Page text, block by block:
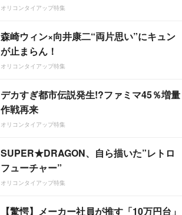
オリコンタイアップ特集
森崎ウィン×向井康二“両片思い”にキュン
が止まらん！
オリコンタイアップ特集
デカすぎ都市伝説発生!?ファミマ45％増量
作戦再来
オリコンタイアップ特集
SUPER★DRAGON、自ら描いた”レトロ
フューチャー”
オリコンタイアップ特集
【驚愕】メーカー社員が推す「10万円台」